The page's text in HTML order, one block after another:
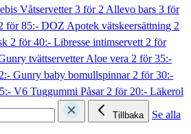
Våtservetter3 för 2 Allevo bars 3 för
för 85:- DOZ Apotek vätskeersättning 2
2 för 40:- Libresse intimservett2 för
tvättservetter Aloe vera 2 för 35:-
Gunry baby bomullspinnar2 för 30:-
V6 Tuggummi Påsar2 för 20:- Läkerol
Tillbaka
Se alla